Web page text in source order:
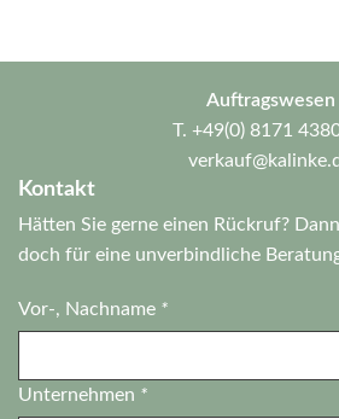
Auftragswesen
T. +49(0) 8171
Kontakt
Hätten Sie gerne einen Rückruf?
doch für eine unverbindliche
Vor-, Nachname *
Unternehmen *